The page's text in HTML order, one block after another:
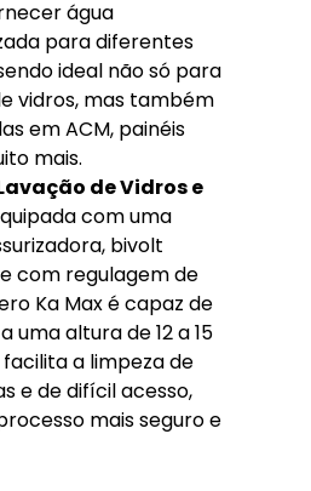
água
para diferentes
ideal não só para
vidros, mas também
em ACM, painéis
mais.
de Vidros e
com uma
bivolt
com regulagem de
Ka Max é capaz de
uma altura de 12 a 15
a limpeza de
e de difícil acesso,
mais seguro e